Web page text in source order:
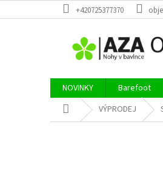
na
+420725377370
NOVINKY Barefoot
Domů VÝPRODEJ